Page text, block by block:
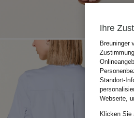
Ihre
Breuninger
Standort-
Webseite,
Klicken Sie